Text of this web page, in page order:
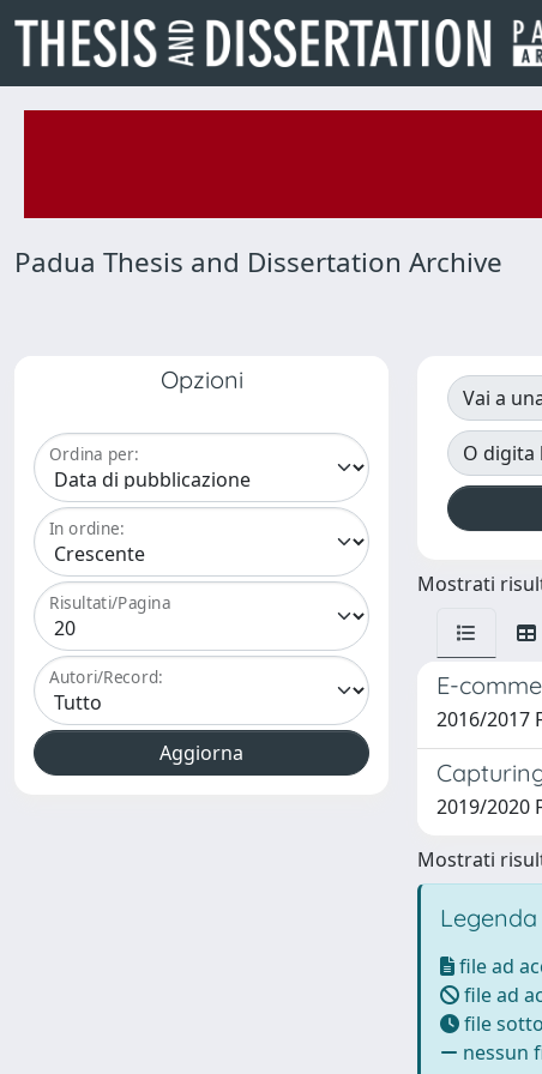
Padua Thesis and Dissertation Archive
Opzioni
Ordina per:
In ordine:
Risultati/Pagina
Autori/Record:
Vai a
O digita
Mostrati
E-
2016/2017
2019/2020
Mostrati
file ad
file ad
file
nessun